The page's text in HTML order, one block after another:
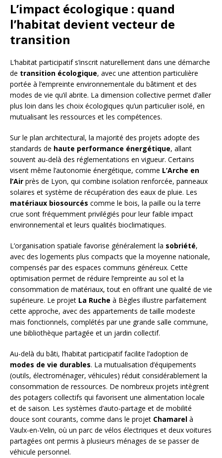
L’impact écologique : quand
l’habitat devient vecteur de
transition
L’habitat participatif s’inscrit naturellement dans une démarche
de transition écologique, avec une attention particulière
portée à l’empreinte environnementale du bâtiment et des
modes de vie qu’il abrite. La dimension collective permet d’aller
plus loin dans les choix écologiques qu’un particulier isolé, en
mutualisant les ressources et les compétences.
Sur le plan architectural, la majorité des projets adopte des
standards de haute performance énergétique, allant
souvent au-delà des réglementations en vigueur. Certains
visent même l’autonomie énergétique, comme L’Arche en
l’Air près de Lyon, qui combine isolation renforcée, panneaux
solaires et système de récupération des eaux de pluie. Les
matériaux biosourcés comme le bois, la paille ou la terre
crue sont fréquemment privilégiés pour leur faible impact
environnemental et leurs qualités bioclimatiques.
L’organisation spatiale favorise généralement la sobriété,
avec des logements plus compacts que la moyenne nationale,
compensés par des espaces communs généreux. Cette
optimisation permet de réduire l’empreinte au sol et la
consommation de matériaux, tout en offrant une qualité de vie
supérieure. Le projet La Ruche à Bègles illustre parfaitement
cette approche, avec des appartements de taille modeste
mais fonctionnels, complétés par une grande salle commune,
une bibliothèque partagée et un jardin collectif.
Au-delà du bâti, l’habitat participatif facilite l’adoption de
modes de vie durables. La mutualisation d’équipements
(outils, électroménager, véhicules) réduit considérablement la
consommation de ressources. De nombreux projets intègrent
des potagers collectifs qui favorisent une alimentation locale
et de saison. Les systèmes d’auto-partage et de mobilité
douce sont courants, comme dans le projet Chamarel à
Vaulx-en-Velin, où un parc de vélos électriques et deux voitures
partagées ont permis à plusieurs ménages de se passer de
véhicule personnel.